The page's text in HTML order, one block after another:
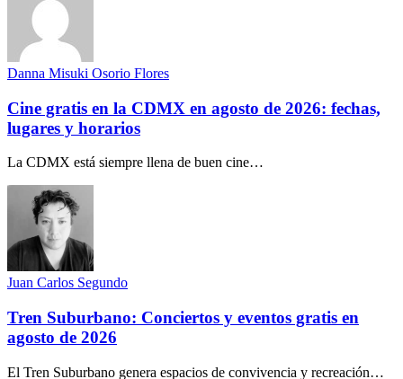
Danna Misuki Osorio Flores
Cine gratis en la CDMX en agosto de 2026: fechas,
lugares y horarios
La CDMX está siempre llena de buen cine…
Juan Carlos Segundo
Tren Suburbano: Conciertos y eventos gratis en
agosto de 2026
El Tren Suburbano genera espacios de convivencia y recreación…